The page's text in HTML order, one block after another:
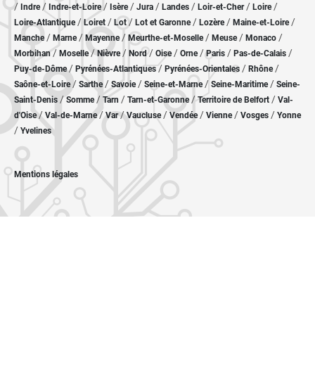
/ Indre/ Indre-et-Loire/ Isère/ Jura / Landes / Loir-et-Cher/ Loire/
Loire-Atlantique/ Loiret / Lot/ Lot et Garonne/ Lozère / Maine-et-Loire/
Manche/ Marne/ Mayenne/ Meurthe-et-Moselle/ Meuse/ Monaco /
Morbihan/ Moselle/ Nièvre / Nord/ Oise / Orne/Paris / Pas-de-Calais /
Puy-de-Dôme/ Pyrénées-Atlantiques / Pyrénées-Orientales / Rhône/
Saône-et-Loire/ Sarthe/ Savoie/ Seine-et-Marne/ Seine-Maritime/ Seine-
Saint-Denis /Somme/ Tarn / Tarn-et-Garonne/Territoire de Belfort / Val-
d'Oise/ Val-de-Marne/Var/Vaucluse/ Vendée/ Vienne/ Vosges / Yonne
/ Yvelines
Mentions légales